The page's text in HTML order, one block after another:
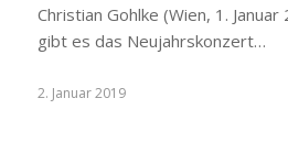
Christian Gohlke (Wien, 1.
gibt es das Neujahrskonzert…
2. Januar 2019